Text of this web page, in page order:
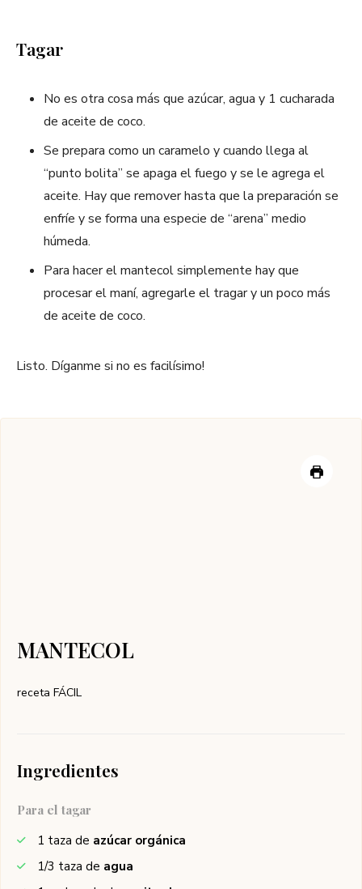
Tagar
No es otra cosa más que azúcar, agua y 1 cucharada
de aceite de coco.
Se prepara como un caramelo y cuando llega al
“punto bolita” se apaga el fuego y se le agrega el
aceite. Hay que remover hasta que la preparación se
enfríe y se forma una especie de “arena” medio
húmeda.
Para hacer el mantecol simplemente hay que
procesar el maní, agregarle el tragar y un poco más
de aceite de coco.
Listo. Díganme si no es facilísimo!
MANTECOL
receta FÁCIL
Ingredientes
Para el tagar
1 taza de azúcar orgánica
1/3 taza de agua